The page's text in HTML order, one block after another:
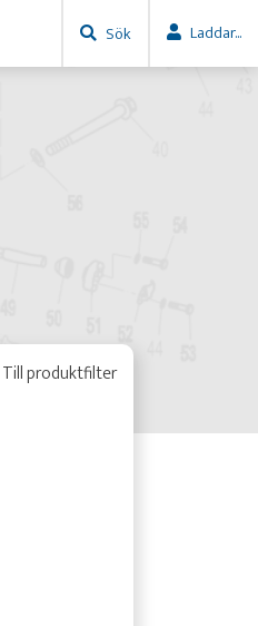
Sök Laddar...
Till produktfilter